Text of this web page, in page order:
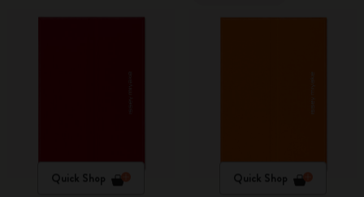
Quick Shop Quick Shop